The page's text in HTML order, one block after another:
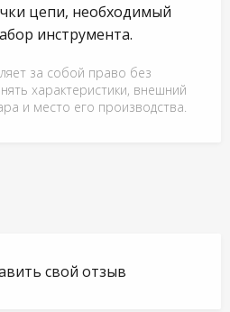
цепи, необходимый
инструмента.
за собой право без
характеристики, внешний
и место его производства.
свой отзыв